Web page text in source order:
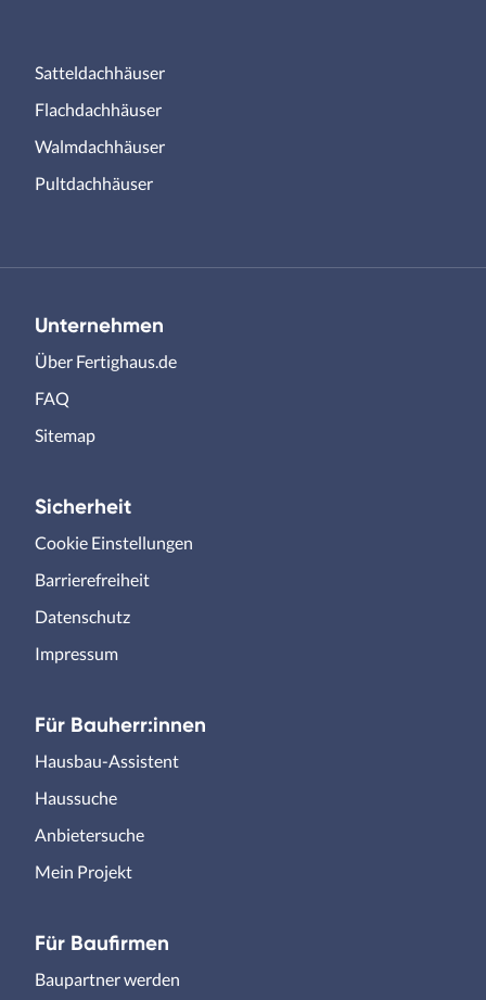
Satteldachhäuser
Flachdachhäuser
Walmdachhäuser
Pultdachhäuser
Unternehmen
Über Fertighaus.de
FAQ
Sitemap
Sicherheit
Cookie Einstellungen
Barrierefreiheit
Datenschutz
Impressum
Für Bauherr:innen
Hausbau-Assistent
Haussuche
Anbietersuche
Mein Projekt
Für Baufirmen
Baupartner werden